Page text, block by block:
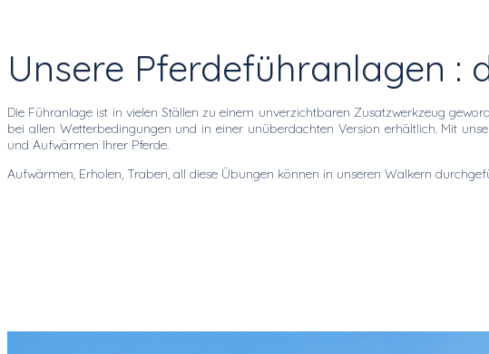
Unsere Pferdeführanlagen :
Die Führanlage ist in vielen Ställen zu einem unverzichtbaren Zusatzwerkzeug
bei allen Wetterbedingungen und in einer unüberdachten Version erhältlich. Mit
und Aufwärmen Ihrer Pferde.
Aufwärmen, Erholen, Traben, all diese Übungen können in unseren Walkern